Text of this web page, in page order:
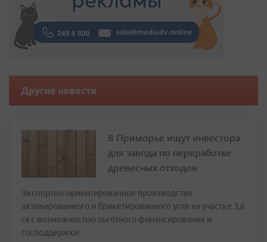
Другие новости
В Приморье ищут инвестора
для завода по переработке
древесных отходов
Экспортно‑ориентированное производство
активированного и брикетированного угля на участке 3,6
га с возможностью льготного финансирования и
господдержки